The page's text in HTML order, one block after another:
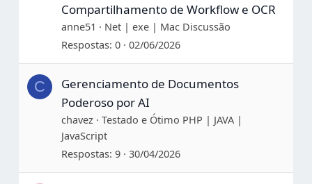
Compartilhamento de Workflow e OCR
anne51
Net | exe | Mac Discussão
Respostas 0 02/06/2026
C
Gerenciamento de Documentos
Poderoso por AI
chavez
Testado e Ótimo PHP | JAVA |
JavaScript
Respostas 9 30/04/2026